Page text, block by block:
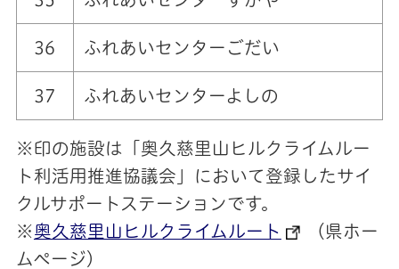
36 ふれあいセンターごだい
37 ふれあいセンターよしの
※印の施設は「奥久慈里山ヒルクライムルー
ト利活用推進協議会」において登録したサイ
クルサポートステーションです。
※ 奥久慈里山ヒルクライムルート
（県ホー
ムページ）